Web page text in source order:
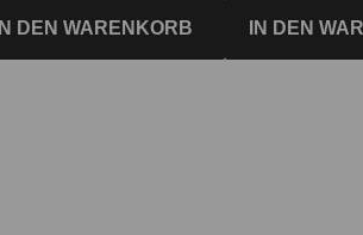
IN DEN WARENKORB IN DEN